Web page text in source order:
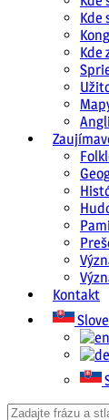
Kde
Kde
Kontakt